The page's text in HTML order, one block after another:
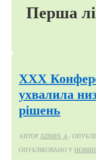
Перша
ХХХ
ухвалила
рішень
АВТОР ADMIN_4
ОПУБЛІКОВАНО У